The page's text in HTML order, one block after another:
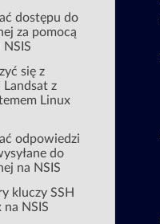
dostępu do
za pomocą
się z
Landsat z
Linux
odpowiedzi
do
na NSIS
kluczy SSH
NSIS